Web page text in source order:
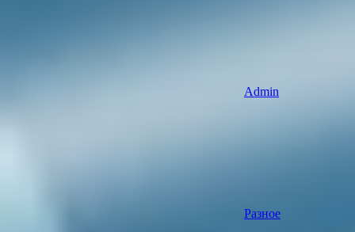
Admin
Разное